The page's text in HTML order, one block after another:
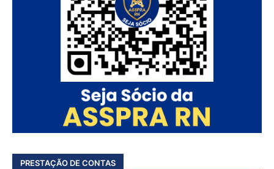
PRESTAÇÃO DE CONTAS